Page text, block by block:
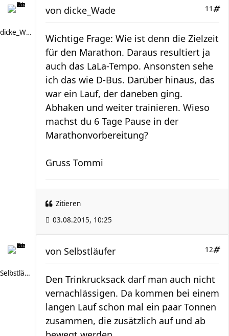
dicke_Wade
11
von dicke_Wade
Wichtige Frage: Wie ist denn die Zielzeit
für den Marathon. Daraus resultiert ja
auch das LaLa-Tempo. Ansonsten sehe
ich das wie D-Bus. Darüber hinaus, das
war ein Lauf, der daneben ging.
Abhaken und weiter trainieren. Wieso
machst du 6 Tage Pause in der
Marathonvorbereitung?
Gruss Tommi
Zitieren
03.08.2015, 10:25
Selbstläufer
12
von Selbstläufer
Den Trinkrucksack darf man auch nicht
vernachlässigen. Da kommen bei einem
langen Lauf schon mal ein paar Tonnen
zusammen, die zusätzlich auf und ab